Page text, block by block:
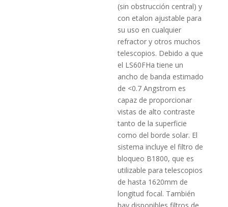
(sin obstrucción central) y
con etalon ajustable para
su uso en cualquier
refractor y otros muchos
telescopios. Debido a que
el LS60FHa tiene un
ancho de banda estimado
de <0.7 Angstrom es
capaz de proporcionar
vistas de alto contraste
tanto de la superficie
como del borde solar. El
sistema incluye el filtro de
bloqueo B1800, que es
utilizable para telescopios
de hasta 1620mm de
longitud focal. También